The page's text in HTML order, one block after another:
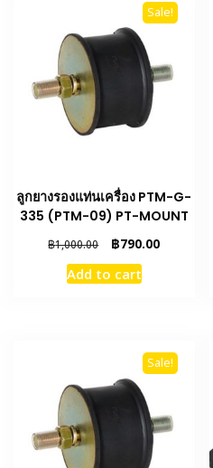
Sale!
ลูกยางรองแท่นเครื่อง PTM-G-
335 (PTM-09) PT-MOUNT
฿1,000.00
Original
price
was:
฿790.00Current
Add to cart
Sale!